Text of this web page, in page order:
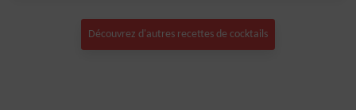
Découvrez d'autres recettes de cocktails